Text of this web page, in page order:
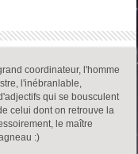
coordinateur, l'homme
l'inébranlable,
qui se bousculent
celui dont on retrouve la
le maître
:)